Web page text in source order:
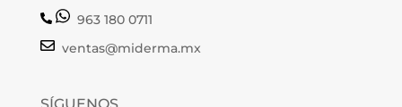
963 180 0711
ventas@miderma.mx